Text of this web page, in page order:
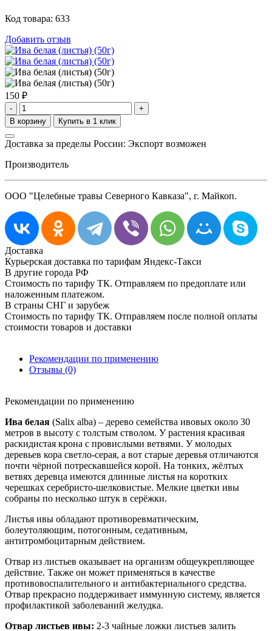
Код товара: 633
Добавить отзыв
150 ₽
- +
Доставка за пределы России: Экспорт возможен
Производитель
ООО "Целебные травы Северного Кавказа", г. Майкоп.
Доставка
Курьерская доставка по тарифам Яндекс-Такси
В другие города РФ
Стоимость по тарифу ТК. Отправляем по предоплате или
наложенным платежом.
В страны СНГ и зарубеж
Стоимость по тарифу ТК. Отправляем после полной оплаты
стоимости товаров и доставки
Рекомендации по применению
Отзывы (0)
Рекомендации по применению
Ива белая (Salix alba) – дерево семейства ивовых около 30
метров в высоту с толстым стволом. У растения красивая
раскидистая крона с провислыми ветвями. У молодых
деревьев кора светло-серая, а вот старые деревья отличаются
почти чёрной потрескавшейся корой. На тонких, жёлтых
ветвях деревца имеются длинные листья на коротких
черешках серебристо-шелковистые. Мелкие цветки ивы
собраны по несколько штук в серёжки.
Листья ивы обладают противоревматическим,
болеутоляющим, потогонным, седативным,
антитромбоцитарным действием.
Отвар из листьев оказывает на организм общеукрепляющее
действие. Также он может применяться в качестве
противовоспалительного и антибактериального средства.
Отвар прекрасно поддерживает иммунную систему, является
профилактикой заболеваний желудка.
Отвар листьев ивы: 2-3 чайные ложки листьев залить